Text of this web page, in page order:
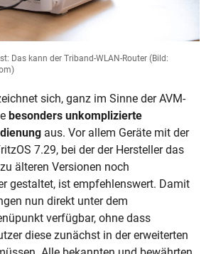
Das kann der Triband-WLAN-Router (Bild:
sich, ganz im Sinne der AVM-
besonders unkomplizierte
aus. Vor allem Geräte mit der
7.29, bei der der Hersteller das
älteren Versionen noch
gestaltet, ist empfehlenswert. Damit
nun direkt unter dem
verfügbar, ohne dass
diese zunächst in der erweiterten